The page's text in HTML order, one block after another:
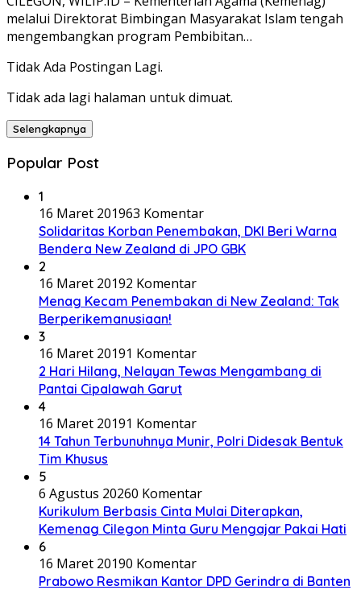
melalui Direktorat Bimbingan Masyarakat Islam tengah
mengembangkan program Pembibitan…
Tidak Ada Postingan Lagi.
Tidak ada lagi halaman untuk dimuat.
Selengkapnya
Popular Post
1
16 Maret 201963 Komentar
Solidaritas Korban Penembakan, DKI Beri Warna
Bendera New Zealand di JPO GBK
2
16 Maret 20192 Komentar
Menag Kecam Penembakan di New Zealand: Tak
Berperikemanusiaan!
3
16 Maret 20191 Komentar
2 Hari Hilang, Nelayan Tewas Mengambang di
Pantai Cipalawah Garut
4
16 Maret 20191 Komentar
14 Tahun Terbunuhnya Munir, Polri Didesak Bentuk
Tim Khusus
5
6 Agustus 20260 Komentar
Kurikulum Berbasis Cinta Mulai Diterapkan,
Kemenag Cilegon Minta Guru Mengajar Pakai Hati
6
16 Maret 20190 Komentar
Prabowo Resmikan Kantor DPD Gerindra di Banten